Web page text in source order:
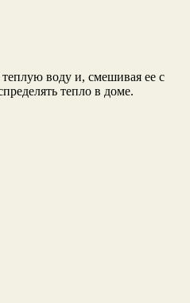
воду и, смешивая ее с
тепло в доме.